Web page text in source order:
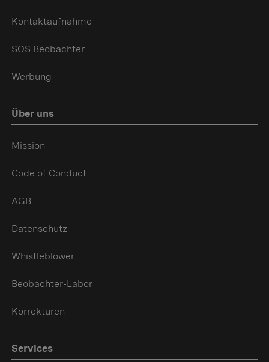
Kontaktaufnahme
SOS Beobachter
Werbung
Über uns
Mission
Code of Conduct
AGB
Datenschutz
Whistleblower
Beobachter-Labor
Korrekturen
Services